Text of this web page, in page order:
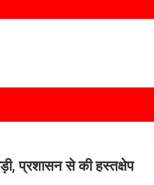
प्रशासन से की हस्तक्षेप